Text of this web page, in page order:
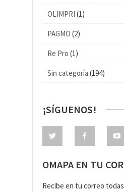
OLIMPRI (1)
PAGMO (2)
Re Pro (1)
Sin categoría (194)
¡SÍGUENOS!
OMAPA EN TU
Recibe en tu correo